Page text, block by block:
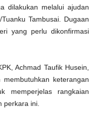
dilakukan melalui ajudan
Tambusai. Dugaan
yang perlu dikonfirmasi
Achmad Taufik Husein,
keterangan
memperjelas rangkaian
perkara ini.